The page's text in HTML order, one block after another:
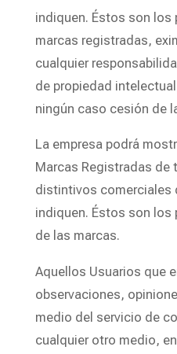
indiquen. Éstos son los
marcas registradas,
cualquier
de propiedad
ningún caso cesión de
La empresa podrá
Marcas Registradas de
distintivos comerciales
indiquen. Éstos son
de las marcas.
Aquellos Usuarios que
observaciones,
medio del servicio de
cualquier otro medio,